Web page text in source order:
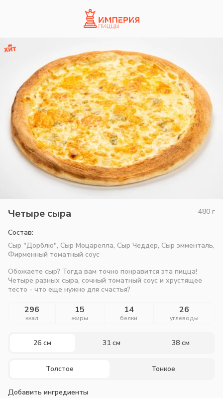
Четыре сыра 480 г
Состав:
Сыр "Дорблю", Сыр Моцарелла, Сыр Чеддер, Сыр эмменталь,
Фирменный томатный соус
Обожаете сыр? Тогда вам точно понравится эта пицца!
Четыре разных сыра, сочный томатный соус и хрустящее
тесто - что еще нужно для счастья?
296
ккал
15
жиры
14
белки
26
углеводы
26 см 31 см 38 см
Толстое Тонкое
Добавить ингредиенты